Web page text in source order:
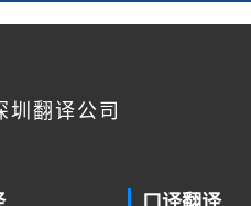
圳翻译公司